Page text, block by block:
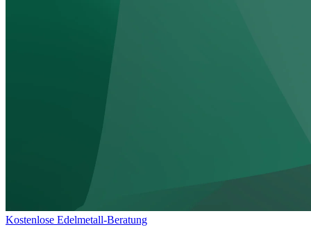
Kostenlose Edelmetall-Beratung